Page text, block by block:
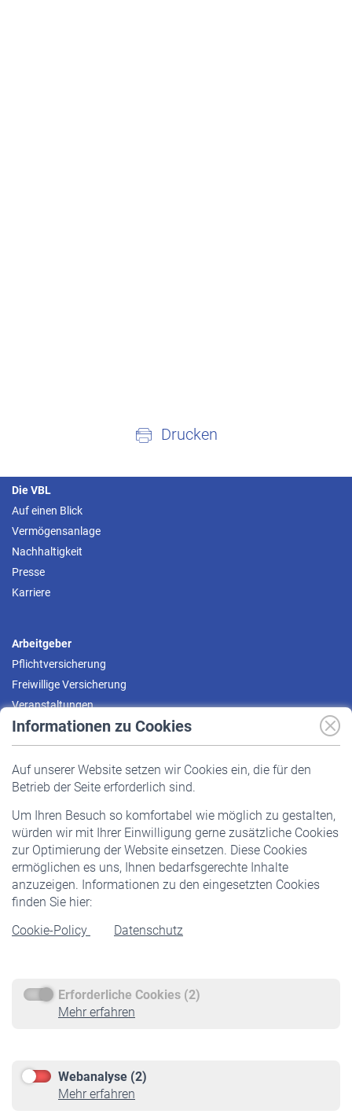
Informationen zu Cookies
Auf unserer Website setzen wir Cookies ein, die für den
Betrieb der Seite erforderlich sind.
Um Ihren Besuch so komfortabel wie möglich zu gestalten,
würden wir mit Ihrer Einwilligung gerne zusätzliche Cookies
zur Optimierung der Website einsetzen. Diese Cookies
ermöglichen es uns, Ihnen bedarfsgerechte Inhalte
anzuzeigen. Informationen zu den eingesetzten Cookies
finden Sie hier:
Cookie-Policy
Datenschutz
Erforderliche Cookies (2)
Mehr erfahren
Webanalyse (2)
Mehr erfahren
Drucken
Die VBL
Auf einen Blick
Vermögensanlage
Nachhaltigkeit
Presse
Karriere
Arbeitgeber
Pflichtversicherung
Freiwillige Versicherung
Veranstaltungen
Pflichtversicherung
Staatliche Förderung
Veranstaltungen
Rentner
Rentenbeginn
Rente beantragen
Service
Informationen
Online-Rechner
VBLnewsletter